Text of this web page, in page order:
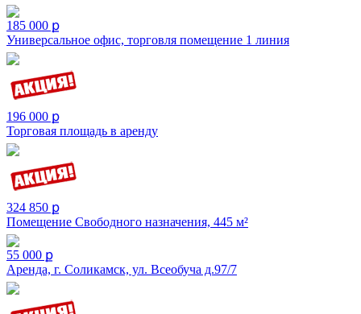
185 000 ք
Универсальное офис, торговля помещение 1 линия
196 000 ք
Торговая площадь в аренду
324 850 ք
Помещение Свободного назначения, 445 м²
55 000 ք
Аренда, г. Соликамск, ул. Всеобуча д.97/7